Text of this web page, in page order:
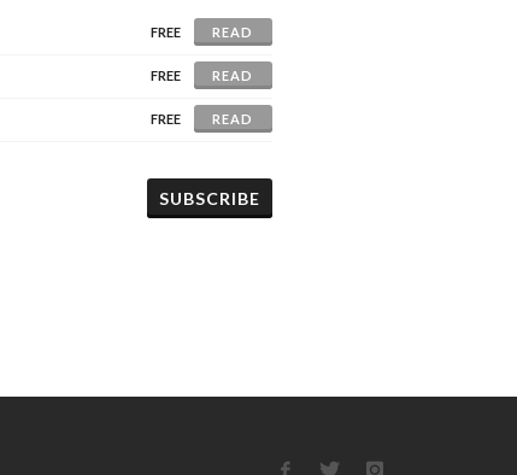
FREE READ
FREE READ
FREE READ
SUBSCRIBE